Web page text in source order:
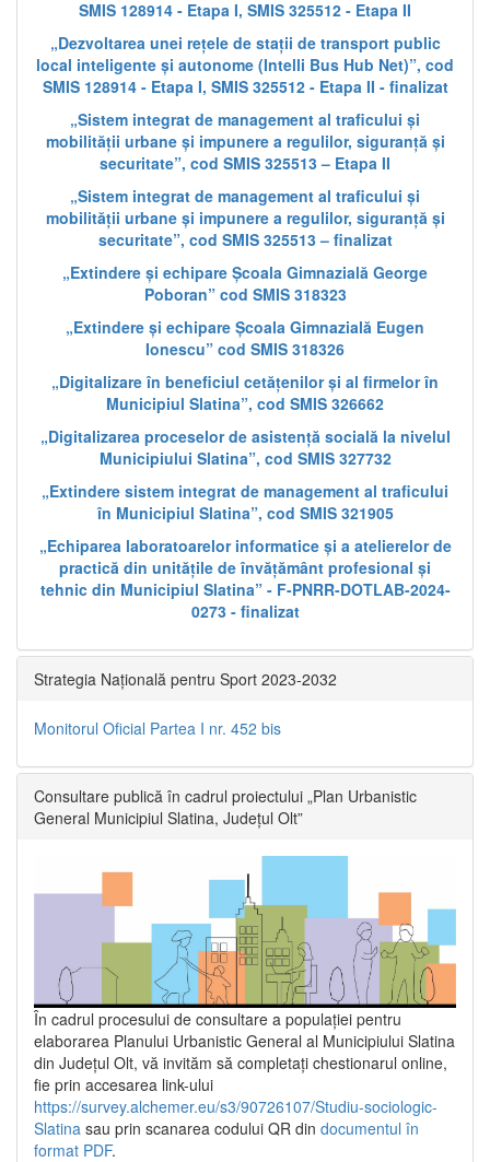
SMIS 128914 - Etapa I, SMIS 325512 - Etapa II
„Dezvoltarea unei rețele de stații de transport public
local inteligente și autonome (Intelli Bus Hub Net)”, cod
SMIS 128914 - Etapa I, SMIS 325512 - Etapa II - finalizat
„Sistem integrat de management al traficului și
mobilității urbane și impunere a regulilor, siguranță și
securitate”, cod SMIS 325513 – Etapa II
„Sistem integrat de management al traficului și
mobilității urbane și impunere a regulilor, siguranță și
securitate”, cod SMIS 325513 – finalizat
„Extindere și echipare Școala Gimnazială George
Poboran” cod SMIS 318323
„Extindere și echipare Școala Gimnazială Eugen
Ionescu” cod SMIS 318326
„Digitalizare în beneficiul cetățenilor și al firmelor în
Municipiul Slatina”, cod SMIS 326662
„Digitalizarea proceselor de asistență socială la nivelul
Municipiului Slatina”, cod SMIS 327732
„Extindere sistem integrat de management al traficului
în Municipiul Slatina”, cod SMIS 321905
„Echiparea laboratoarelor informatice și a atelierelor de
practică din unitățile de învățământ profesional și
tehnic din Municipiul Slatina” - F-PNRR-DOTLAB-2024-
0273 - finalizat
Strategia Națională pentru Sport 2023-2032
Monitorul Oficial Partea I nr. 452 bis
Consultare publică în cadrul proiectului „Plan Urbanistic
General Municipiul Slatina, Județul Olt”
În cadrul procesului de consultare a populaţiei pentru
elaborarea Planului Urbanistic General al Municipiului Slatina
din Județul Olt, vă invităm să completați chestionarul online,
fie prin accesarea link-ului
https://survey.alchemer.eu/s3/90726107/Studiu-sociologic-
Slatina sau prin scanarea codului QR din documentul în
format PDF.